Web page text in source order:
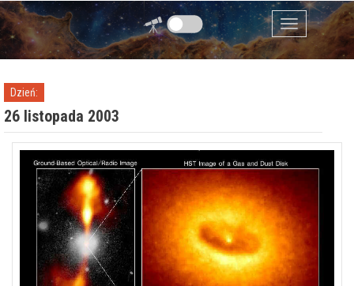
Przejdź do zawartości
Menu
Dzień:
26 listopada 2003